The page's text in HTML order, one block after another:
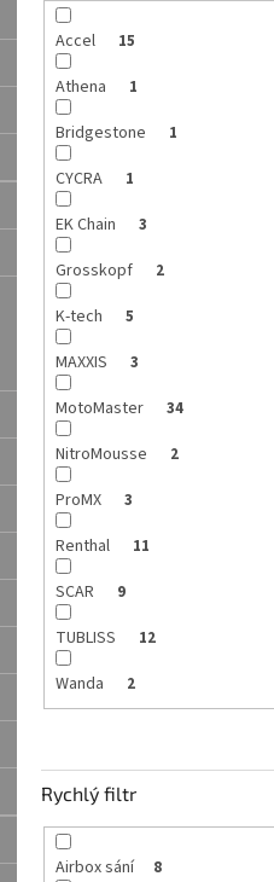
Accel 15
Athena 1
Bridgestone 1
CYCRA 1
EK Chain 3
Grosskopf 2
K-tech 5
MAXXIS 3
MotoMaster 34
NitroMousse 2
ProMX 3
Renthal 11
SCAR 9
TUBLISS 12
Wanda 2
Rychlý filtr
Airbox sání 8